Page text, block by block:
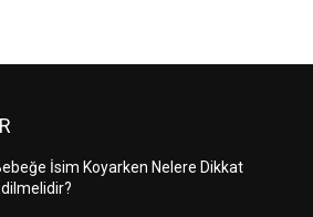
İsim Koyarken Nelere Dikkat